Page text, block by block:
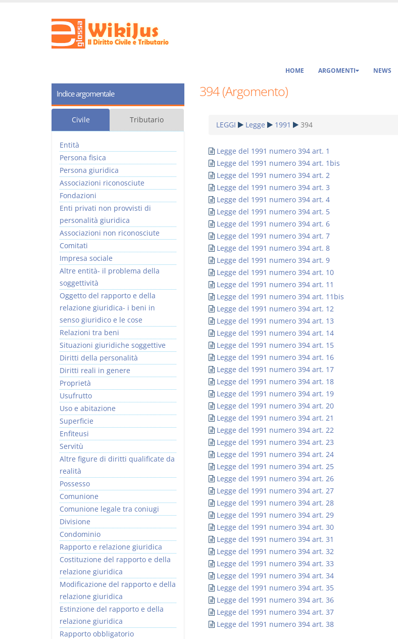
HOME ARGOMENTI NEWS
394 (Argomento)
LEGGI Legge 1991 394
Legge del 1991 numero 394 art. 1
Legge del 1991 numero 394 art. 1bis
Legge del 1991 numero 394 art. 2
Legge del 1991 numero 394 art. 3
Legge del 1991 numero 394 art. 4
Legge del 1991 numero 394 art. 5
Legge del 1991 numero 394 art. 6
Legge del 1991 numero 394 art. 7
Legge del 1991 numero 394 art. 8
Legge del 1991 numero 394 art. 9
Legge del 1991 numero 394 art. 10
Legge del 1991 numero 394 art. 11
Legge del 1991 numero 394 art. 11bis
Legge del 1991 numero 394 art. 12
Legge del 1991 numero 394 art. 13
Legge del 1991 numero 394 art. 14
Legge del 1991 numero 394 art. 15
Legge del 1991 numero 394 art. 16
Legge del 1991 numero 394 art. 17
Legge del 1991 numero 394 art. 18
Legge del 1991 numero 394 art. 19
Legge del 1991 numero 394 art. 20
Legge del 1991 numero 394 art. 21
Legge del 1991 numero 394 art. 22
Legge del 1991 numero 394 art. 23
Legge del 1991 numero 394 art. 24
Legge del 1991 numero 394 art. 25
Legge del 1991 numero 394 art. 26
Legge del 1991 numero 394 art. 27
Legge del 1991 numero 394 art. 28
Legge del 1991 numero 394 art. 29
Legge del 1991 numero 394 art. 30
Legge del 1991 numero 394 art. 31
Legge del 1991 numero 394 art. 32
Legge del 1991 numero 394 art. 33
Legge del 1991 numero 394 art. 34
Legge del 1991 numero 394 art. 35
Legge del 1991 numero 394 art. 36
Legge del 1991 numero 394 art. 37
Legge del 1991 numero 394 art. 38
Indice argomentale
Civile Tributario
Entità
Persona fisica
Persona giuridica
Associazioni riconosciute
Fondazioni
Enti privati non provvisti di
personalità giuridica
Associazioni non riconosciute
Comitati
Impresa sociale
Altre entità- il problema della
soggettività
Oggetto del rapporto e della
relazione giuridica- i beni in
senso giuridico e le cose
Relazioni tra beni
Situazioni giuridiche soggettive
Diritti della personalità
Diritti reali in genere
Proprietà
Usufrutto
Uso e abitazione
Superficie
Enfiteusi
Servitù
Altre figure di diritti qualificate da
realità
Possesso
Comunione
Comunione legale tra coniugi
Divisione
Condominio
Rapporto e relazione giuridica
Costituzione del rapporto e della
relazione giuridica
Modificazione del rapporto e della
relazione giuridica
Estinzione del rapporto e della
relazione giuridica
Rapporto obbligatorio
I Vincoli Preliminari
Versione ebook
€ 4,19
(iva incl.) (iva incl.)